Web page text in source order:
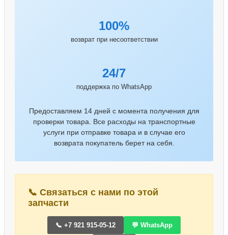
100%
возврат при несоответствии
24/7
поддержка по WhatsApp
Предоставляем 14 дней с момента получения для
проверки товара. Все расходы на транспортные
услуги при отправке товара и в случае его
возврата покупатель берет на себя.
📞 Связаться с нами по этой
запчасти
📞 +7 921 915-05-12 💬 WhatsApp